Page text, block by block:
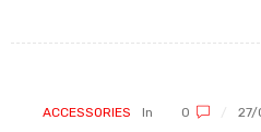
In
ACCESSORIES